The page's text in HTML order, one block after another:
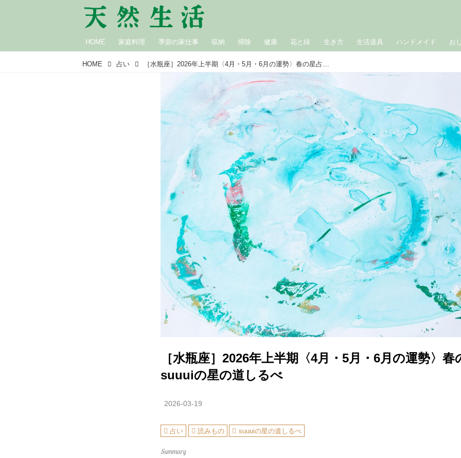
HOME 家庭料理 季節の家仕事 収納 掃除 健康 花と緑 生き方 生活道具 ハンドメイド お
HOME 占い ［水瓶座］2026年上半期〈4月・5月・6月の運勢〉春の星占い｜suuuiの星の道しるべ
［水瓶座］2026年上半期〈4月・5月・6月の運勢〉春
suuuiの星の道しるべ
2026-03-19
占い 読みもの suuuiの星の道しるべ